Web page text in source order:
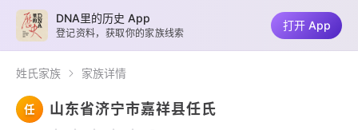
姓氏家族 家族详情
任 山东省济宁市嘉祥县任氏
DNA里的历史 App
登记资料，获取你的家族线索
打开 App